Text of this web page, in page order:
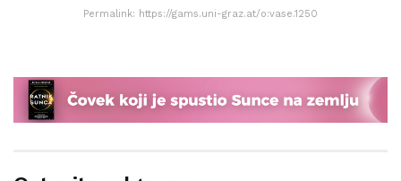
Permalink: https://gams.uni-graz.at/o:vase.1250